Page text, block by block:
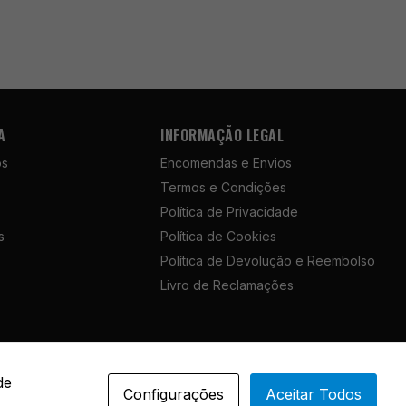
INFORMAÇÃO LEGAL
Encomendas e Envios
Termos e Condições
Política de Privacidade
Política de Cookies
Política de Devolução e Reembolso
Livro de Reclamações
Portuguese
Configurações Aceitar Todos